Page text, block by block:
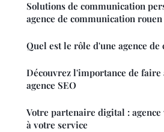
Solutions de communication
agence de communication rouen
Quel est le rôle d'une agence
Découvrez l'importance de faire
agence SEO
Votre partenaire digital : agence
à votre service